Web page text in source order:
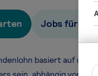
Jobs für
basiert auf